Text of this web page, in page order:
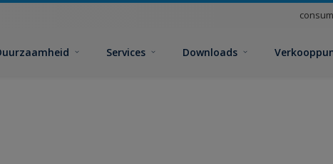
Services Downloads